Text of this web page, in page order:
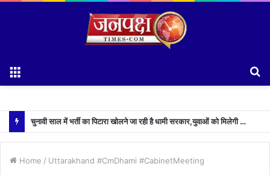
चुनावी साल में भर्ती का पिटारा खोलने जा रही है धामी सरकार,युवाओं को मिलेगी 34 हजार रिकॉर्ड भर्तियों की सौगात
Home / Uttarakhand #CmDhami #CabinetMeeting